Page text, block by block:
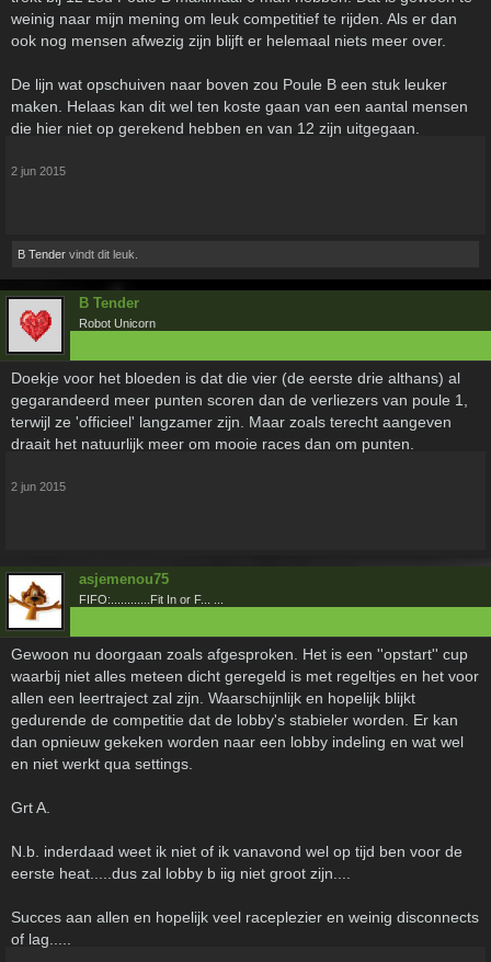
weinig naar mijn mening om leuk competitief te rijden. Als er dan
ook nog mensen afwezig zijn blijft er helemaal niets meer over.
De lijn wat opschuiven naar boven zou Poule B een stuk leuker
maken. Helaas kan dit wel ten koste gaan van een aantal mensen
die hier niet op gerekend hebben en van 12 zijn uitgegaan.
2 jun 2015
B Tender vindt dit leuk.
B Tender
Robot Unicorn
Doekje voor het bloeden is dat die vier (de eerste drie althans) al
gegarandeerd meer punten scoren dan de verliezers van poule 1,
terwijl ze 'officieel' langzamer zijn. Maar zoals terecht aangeven
draait het natuurlijk meer om mooie races dan om punten.
2 jun 2015
asjemenou75
FIFO:............Fit In or F... ...
Gewoon nu doorgaan zoals afgesproken. Het is een ''opstart'' cup
waarbij niet alles meteen dicht geregeld is met regeltjes en het voor
allen een leertraject zal zijn. Waarschijnlijk en hopelijk blijkt
gedurende de competitie dat de lobby's stabieler worden. Er kan
dan opnieuw gekeken worden naar een lobby indeling en wat wel
en niet werkt qua settings.
Grt A.
N.b. inderdaad weet ik niet of ik vanavond wel op tijd ben voor de
eerste heat.....dus zal lobby b iig niet groot zijn....
Succes aan allen en hopelijk veel raceplezier en weinig disconnects
of lag.....